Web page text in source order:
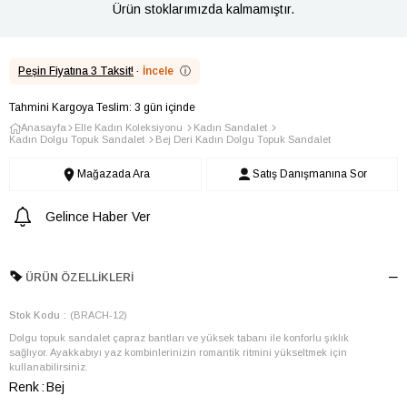
Ürün stoklarımızda kalmamıştır.
Peşin Fiyatına 3 Taksit! · İncele ⓘ
Tahmini Kargoya Teslim: 3 gün içinde
Anasayfa Elle Kadın Koleksiyonu
Kadın Sandalet
Kadın Dolgu Topuk Sandalet
Bej Deri Kadın Dolgu Topuk Sandalet
Mağazada Ara Satış Danışmanına Sor
Gelince Haber Ver
ÜRÜN ÖZELLIKLERI
Stok Kodu (BRACH-12)
Dolgu topuk sandalet çapraz bantları ve yüksek tabanı ile konforlu şıklık
sağlıyor. Ayakkabıyı yaz kombinlerinizin romantik ritmini yükseltmek için
kullanabilirsiniz.
Renk Bej